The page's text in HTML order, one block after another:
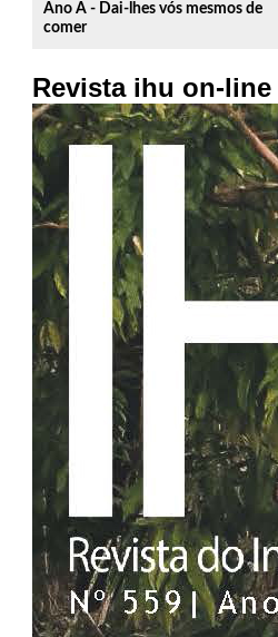
Ano A - Dai-lhes vós mesmos de
comer
Revista ihu on-line